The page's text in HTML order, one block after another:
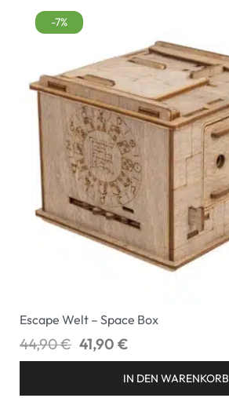
-7%
Escape Welt – Space Box
44,90€ 41,90 €
IN DEN WARENKORB